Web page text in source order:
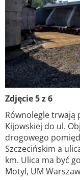
Zdjęcie 5 z 6
Równolegle trwają
Kijowskiej do ul.
drogowego
Szczecińskim a
km. Ulica ma być
Motyl, UM